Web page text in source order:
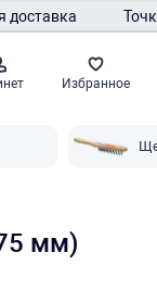
доставка
Избранное
мм)